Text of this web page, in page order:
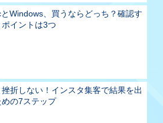
Windows、買うならどっち？確認す
ポイントは3つ
挫折しない！インスタ集客で結果を出
めの7ステップ